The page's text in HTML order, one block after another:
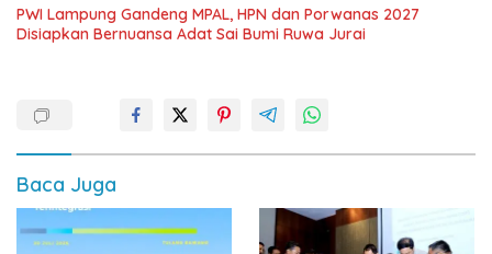
PWI Lampung Gandeng MPAL, HPN dan Porwanas 2027
Disiapkan Bernuansa Adat Sai Bumi Ruwa Jurai
Baca Juga